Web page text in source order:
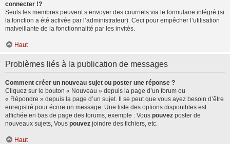
connecter !?
Seuls les membres peuvent s’envoyer des courriels via le formulaire intégré (si
la fonction a été activée par l’administrateur). Ceci pour empêcher l’utilisation
malveillante de la fonctionnalité par les invités.
Haut
Problèmes liés à la publication de messages
Comment créer un nouveau sujet ou poster une réponse ?
Cliquez sur le bouton « Nouveau » depuis la page d’un forum ou
« Répondre » depuis la page d’un sujet. Il se peut que vous ayez besoin d’être
enregistré pour écrire un message. Une liste des options disponibles est
affichée en bas de page des forums, exemple : Vous pouvez poster de
nouveaux sujets, Vous pouvez joindre des fichiers, etc.
Haut